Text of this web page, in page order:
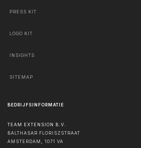
PRESS KIT
LOGO KIT
INSIGHTS
SITEMAP
BEDRIJFSINFORMATIE
TEAM EXTENSION B.V.
BALTHASAR FLORISZSTRAAT
AMSTERDAM
1071 VA